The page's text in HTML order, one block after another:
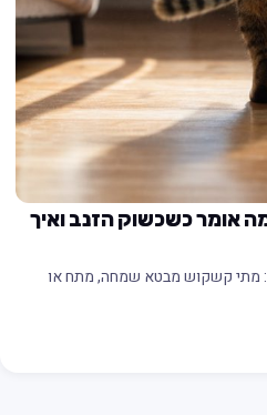
אומר כשכשוק הזנב ואיך
מתי קשקוש מבטא שמחה, מתח או